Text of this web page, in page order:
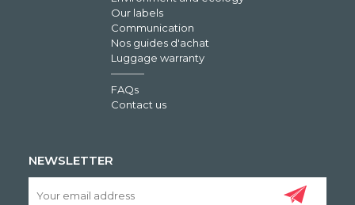
Our labels
Communication
Nos guides d'achat
Luggage warranty
FAQs
Contact us
NEWSLETTER